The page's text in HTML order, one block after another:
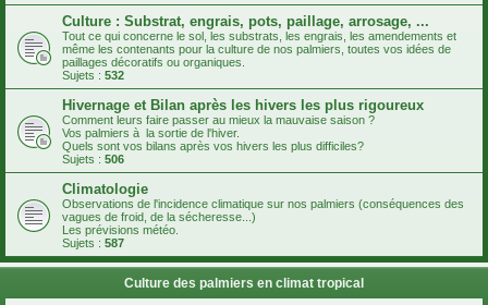
Culture : Substrat, engrais, pots, paillage, arrosage, ...
Tout ce qui concerne le sol, les substrats, les engrais, les amendements et
même les contenants pour la culture de nos palmiers, toutes vos idées de
paillages décoratifs ou organiques.
Sujets : 532
Hivernage et Bilan après les hivers les plus rigoureux
Comment leurs faire passer au mieux la mauvaise saison ?
Vos palmiers à la sortie de l'hiver.
Quels sont vos bilans après vos hivers les plus difficiles?
Sujets : 506
Climatologie
Observations de l'incidence climatique sur nos palmiers (conséquences des
vagues de froid, de la sécheresse...)
Les prévisions météo.
Sujets : 587
Culture des palmiers en climat tropical